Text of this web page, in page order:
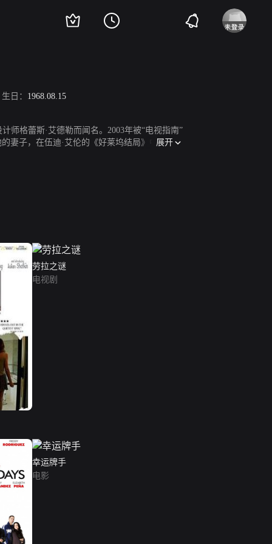
生日： 1968.08.15
师格蕾斯·艾德勒而闻名。2003年被“电视指南”
妻子，在伍迪·艾伦的《好莱坞结局》中她也
展开
劳拉之谜
电视剧
幸运牌手
电影